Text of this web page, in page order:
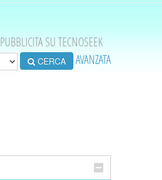
PUBBLICITA SU TECNOSEEK
CERCA AVANZATA